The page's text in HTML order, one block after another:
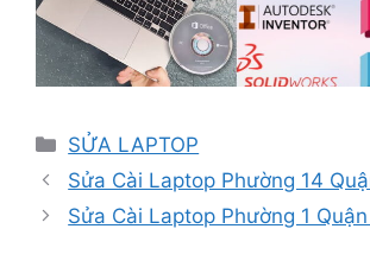
Danh
mục
SỬA LAPTOP
Sửa Cài Laptop Phường 14
Sửa Cài Laptop Phường 1